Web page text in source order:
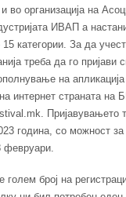
во организација на
ИВАП а
категории. За да
треба да го пријави
на
интернет страната на
Пријавувањето
година, со можност за
февруари.
голем број на